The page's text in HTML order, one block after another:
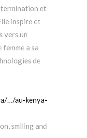
et
inspire et
vers un
a sa
de
…/au-kenya-